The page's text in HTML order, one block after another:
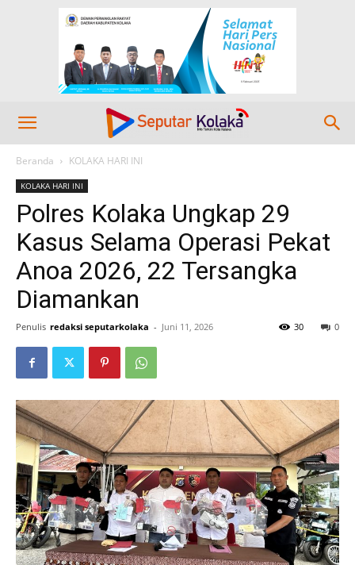
Beranda KOLAKA HARI INI
KOLAKA HARI INI
Polres Kolaka Ungkap 29
Kasus Selama Operasi Pekat
Anoa 2026, 22 Tersangka
Diamankan
Penulis redaksi seputarkolaka - Juni 11, 2026 0
30